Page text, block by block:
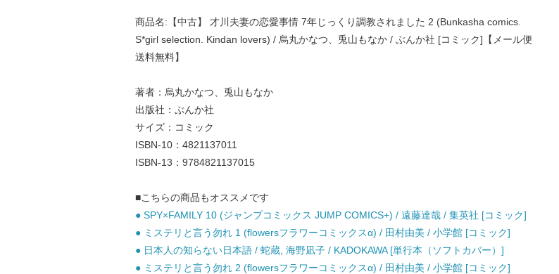
商品名:【中古】 才川夫妻の恋愛事情 7年じっくり調教されました 2 (Bunkasha comics.
S*girl selection. Kindan lovers) / 烏丸かなつ、兎山もなか / ぶんか社 [コミック]【メール便
送料無料】
著者：烏丸かなつ、兎山もなか
出版社：ぶんか社
サイズ：コミック
ISBN-10：4821137011
ISBN-13：9784821137015
■こちらの商品もオススメです
● SPY×FAMILY 10 (ジャンプコミックス JUMP COMICS+) / 遠藤達哉 / 集英社 [コミック]
● ミステリと言う勿れ 1 (flowersフラワーコミックスα) / 田村由美 / 小学館 [コミック]
● 日本人の知らない日本語 / 蛇蔵, 海野凪子 / KADOKAWA [単行本（ソフトカバー）]
● ミステリと言う勿れ 2 (flowersフラワーコミックスα) / 田村由美 / 小学館 [コミック]